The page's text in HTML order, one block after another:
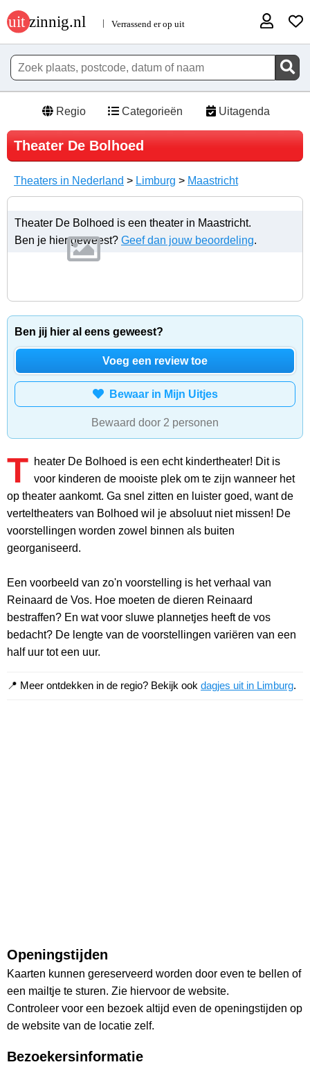
Regio Categorieën Uitagenda
Theater De Bolhoed
Theaters in Nederland > Limburg > Maastricht
Theater De Bolhoed is een theater in Maastricht.
Ben je hier geweest? Geef dan jouw beoordeling.
Ben jij hier al eens geweest?
Voeg een review toe
Bewaar in Mijn Uitjes
Bewaard door 2 personen
T heater De Bolhoed is een echt kindertheater! Dit is
voor kinderen de mooiste plek om te zijn wanneer het
op theater aankomt. Ga snel zitten en luister goed, want de
verteltheaters van Bolhoed wil je absoluut niet missen! De
voorstellingen worden zowel binnen als buiten
georganiseerd.
Een voorbeeld van zo'n voorstelling is het verhaal van
Reinaard de Vos. Hoe moeten de dieren Reinaard
bestraffen? En wat voor sluwe plannetjes heeft de vos
bedacht? De lengte van de voorstellingen variëren van een
half uur tot een uur.
📍 Meer ontdekken in de regio? Bekijk ook dagjes uit in Limburg.
Openingstijden
Kaarten kunnen gereserveerd worden door even te bellen of
een mailtje te sturen. Zie hiervoor de website.
Controleer voor een bezoek altijd even de openingstijden op
de website van de locatie zelf.
Bezoekersinformatie